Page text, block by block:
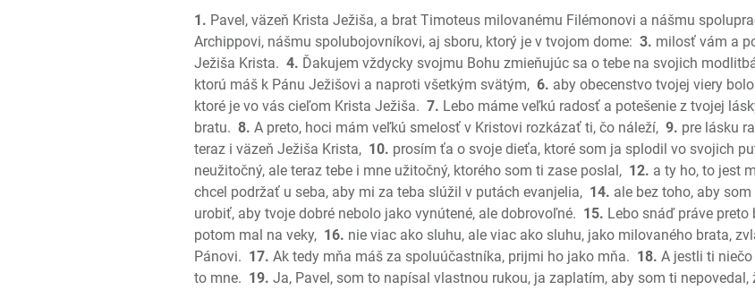
2
1
2
1. Pavel, väzeň Krista Ježiša, a brat Timoteus milovanému Filémonovi a nášmu
Archippovi, nášmu spolubojovníkovi, aj sboru, ktorý je v tvojom dome: 3. milosť vám a
Ježiša Krista. 4. Ďakujem vždycky svojmu Bohu zmieňujúc sa o tebe na svojich
ktorú máš k Pánu Ježišovi a naproti všetkým svätým, 6. aby obecenstvo tvojej viery
ktoré je vo vás cieľom Krista Ježiša. 7. Lebo máme veľkú radosť a potešenie z tvojej
bratu. 8. A preto, hoci mám veľkú smelosť v Kristovi rozkázať ti, čo náleží, 9. pre lásku
teraz i väzeň Ježiša Krista, 10. prosím ťa o svoje dieťa, ktoré som ja splodil vo svojich
neužitočný, ale teraz tebe i mne užitočný, ktorého som ti zase poslal, 12. a ty ho, to jest
chcel podržať u seba, aby mi za teba slúžil v putách evanjelia, 14. ale bez toho, aby
urobiť, aby tvoje dobré nebolo jako vynútené, ale dobrovoľné. 15. Lebo snáď práve
potom mal na veky, 16. nie viac ako sluhu, ale viac ako sluhu, jako milovaného brata,
Pánovi. 17. Ak tedy mňa máš za spoluúčastníka, prijmi ho jako mňa. 18. A jestli ti
to mne. 19. Ja, Pavel, som to napísal vlastnou rukou, ja zaplatím, aby som ti nepovedal,